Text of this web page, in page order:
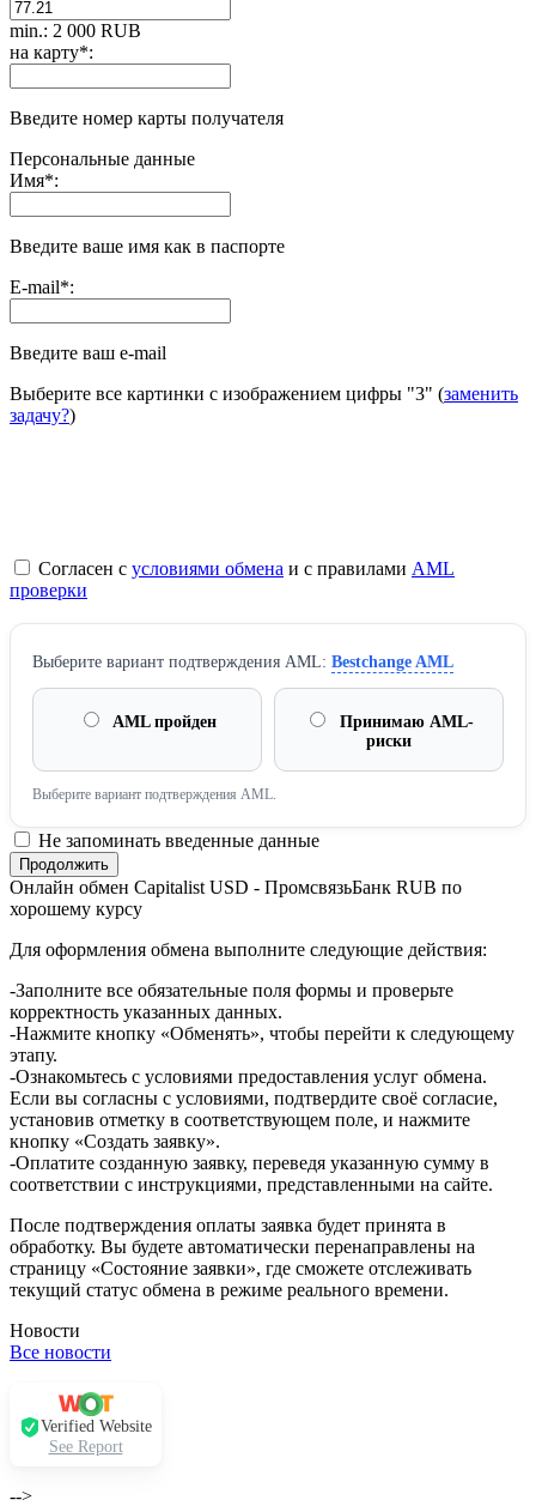
min.: 2 000 RUB
на карту*:
Введите номер карты получателя
Персональные данные
Имя*:
Введите ваше имя как в паспорте
E-mail*:
Введите ваш e-mail
Выберите все картинки с изображением цифры "3" (заменить
задачу?)
Согласен с условиями обмена и с правилами AML
проверки
Выберите вариант подтверждения AML: Bestchange AML
AML пройден
Принимаю AML-
риски
Выберите вариант подтверждения AML.
Не запоминать введенные данные
Онлайн обмен Capitalist USD - ПромсвязьБанк RUB по
хорошему курсу
Для оформления обмена выполните следующие действия:
-Заполните все обязательные поля формы и проверьте
корректность указанных данных.
-Нажмите кнопку «Обменять», чтобы перейти к следующему
этапу.
-Ознакомьтесь с условиями предоставления услуг обмена.
Если вы согласны с условиями, подтвердите своё согласие,
установив отметку в соответствующем поле, и нажмите
кнопку «Создать заявку».
-Оплатите созданную заявку, переведя указанную сумму в
соответствии с инструкциями, представленными на сайте.
После подтверждения оплаты заявка будет принята в
обработку. Вы будете автоматически перенаправлены на
страницу «Состояние заявки», где сможете отслеживать
текущий статус обмена в режиме реального времени.
Новости
Все новости
Verified Website
See Report
-->